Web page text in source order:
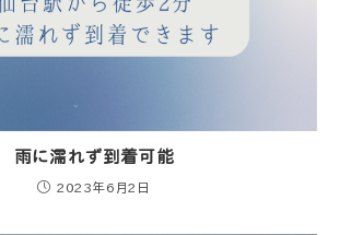
雨に濡れず到着可能
2023年6月2日